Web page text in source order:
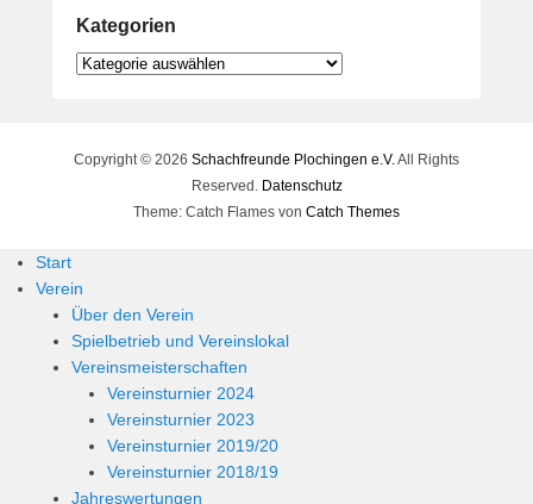
Kategorien
Kategorien
Copyright © 2026 Schachfreunde Plochingen e.V. All Rights
Reserved. Datenschutz
Theme: Catch Flames von Catch Themes
Start
Verein
Über den Verein
Spielbetrieb und Vereinslokal
Vereinsmeisterschaften
Vereinsturnier 2024
Vereinsturnier 2023
Vereinsturnier 2019/20
Vereinsturnier 2018/19
Jahreswertungen